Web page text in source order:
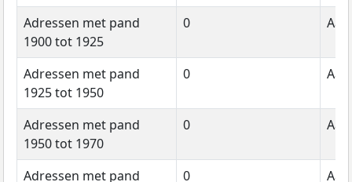
Adressen met pand
1900 tot 1925
0
Adressen met pand
1925 tot 1950
0
Adressen met pand
1950 tot 1970
0
Adressen met pand 0